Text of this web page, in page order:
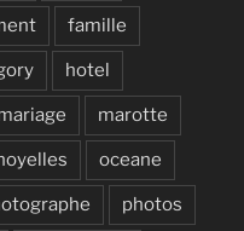
famille
hotel
marotte
oceane
photos